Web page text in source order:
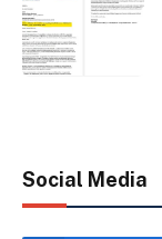
Social Media